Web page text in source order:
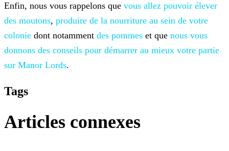
Enfin, nous vous rappelons que vous allez pouvoir élever
des moutons, produire de la nourriture au sein de votre
colonie dont notamment des pommes et que nous vous
donnons des conseils pour démarrer au mieux votre partie
sur Manor Lords.
Tags
Articles connexes